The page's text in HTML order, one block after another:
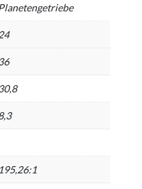
195,26:1